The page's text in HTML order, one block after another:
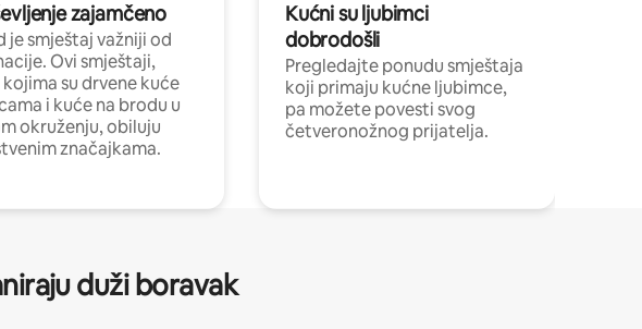
zajamčeno
je smještaj važniji od
Ovi smještaji,
su drvene kuće
i kuće na brodu u
okruženju, obiluju
značajkama.
Kućni su ljubimci
dobrodošli
Pregledajte ponudu smještaja
koji primaju kućne ljubimce,
pa možete povesti svog
četveronožnog prijatelja.
duži boravak